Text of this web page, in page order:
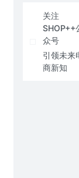
关注
SHOP++
众号
引领未来
商新知